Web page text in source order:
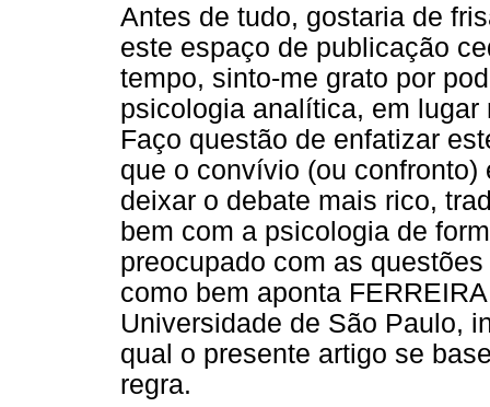
Antes de tudo, gostaria de
este espaço de publicação
tempo, sinto-me grato por
psicologia analítica, em
Faço questão de enfatizar
que o convívio (ou
deixar o debate mais rico,
bem com a psicologia de
preocupado com as
como bem aponta
Universidade de São Paulo,
qual o presente artigo se
regra.